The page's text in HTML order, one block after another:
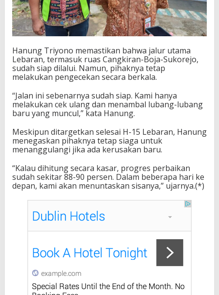
Hanung Triyono memastikan bahwa jalur utama
Lebaran, termasuk ruas Cangkiran-Boja-Sukorejo,
sudah siap dilalui. Namun, pihaknya tetap
melakukan pengecekan secara berkala.
“Jalan ini sebenarnya sudah siap. Kami hanya
melakukan cek ulang dan menambal lubang-lubang
baru yang muncul,” kata Hanung.
Meskipun ditargetkan selesai H-15 Lebaran, Hanung
menegaskan pihaknya tetap siaga untuk
menanggulangi jika ada kerusakan baru.
“Kalau dihitung secara kasar, progres perbaikan
sudah sekitar 88-90 persen. Dalam beberapa hari ke
depan, kami akan menuntaskan sisanya,” ujarnya.(*)